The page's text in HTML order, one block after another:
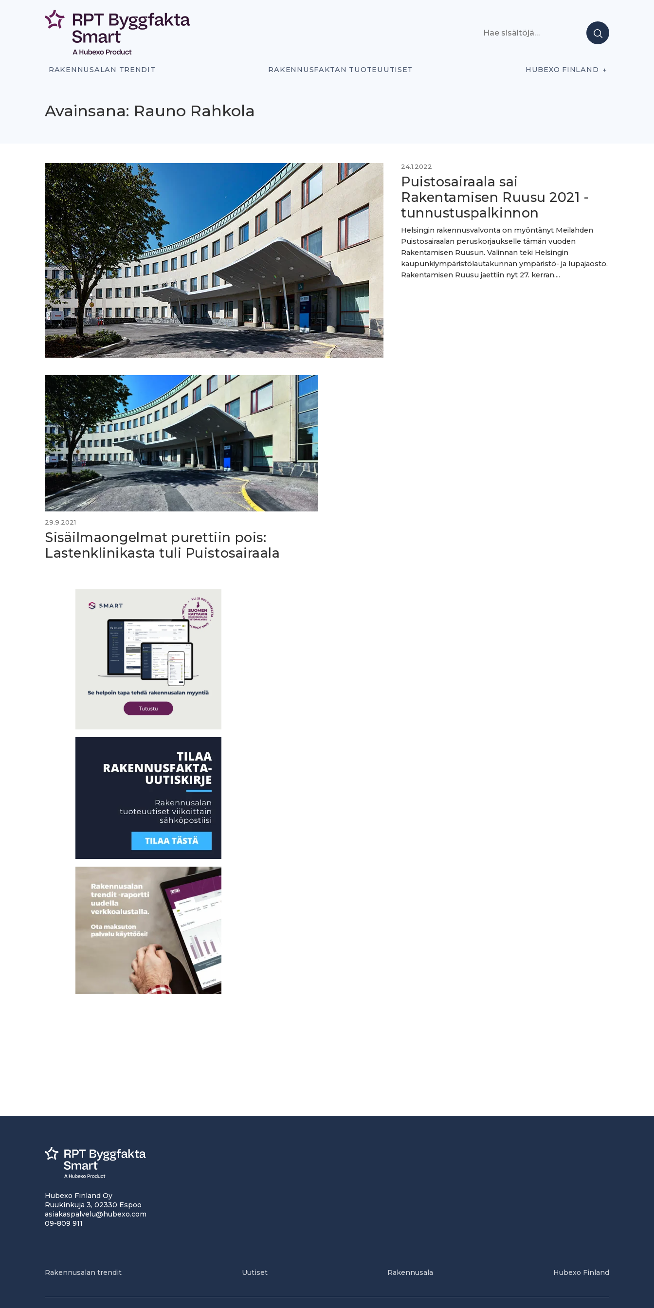
RAKENNUSALAN TRENDIT RAKENNUSFAKTAN TUOTEUUTISET HUBEXO FINLAND
Avainsana: Rauno Rahkola
24.1.2022
Puistosairaala sai
Rakentamisen Ruusu 2021 -
tunnustuspalkinnon
Helsingin rakennusvalvonta on myöntänyt Meilahden
Puistosairaalan peruskorjaukselle tämän vuoden
Rakentamisen Ruusun. Valinnan teki Helsingin
kaupunkiympäristölautakunnan ympäristö- ja lupajaosto.
Rakentamisen Ruusu jaettiin nyt 27. kerran....
29.9.2021
Sisäilmaongelmat purettiin pois:
Lastenklinikasta tuli Puistosairaala
Hubexo Finland Oy
Ruukinkuja 3, 02330 Espoo
asiakaspalvelu@hubexo.com
09-809 911
Rakennusalan trendit Uutiset Rakennusala Hubexo Finland